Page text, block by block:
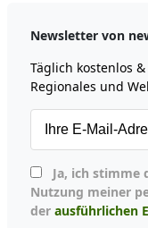
Newsletter von
Täglich kostenlos
Regionales und
Nutzung meiner
der ausführlichen